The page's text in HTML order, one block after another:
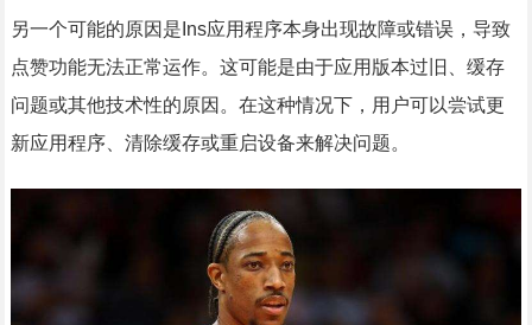
另一个可能的原因是Ins应用程序本身出现故障或错误，导致
点赞功能无法正常运作。这可能是由于应用版本过旧、缓存
问题或其他技术性的原因。在这种情况下，用户可以尝试更
新应用程序、清除缓存或重启设备来解决问题。